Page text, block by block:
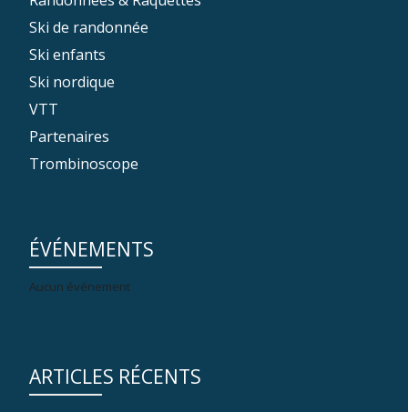
Ski de randonnée
Ski enfants
Ski nordique
VTT
Partenaires
Trombinoscope
ÉVÉNEMENTS
Aucun événement
ARTICLES RÉCENTS